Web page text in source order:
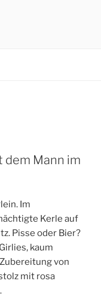
dem Mann im
Im
Kerle auf
Pisse oder Bier?
kaum
von
mit rosa